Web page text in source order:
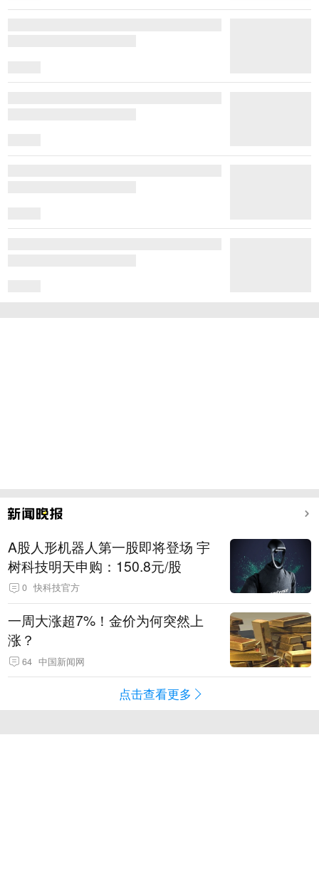
A股人形机器人第一股即将登场 宇
树科技明天申购：150.8元/股
0 快科技官方
一周大涨超7%！金价为何突然上
涨？
64 中国新闻网
点击查看更多